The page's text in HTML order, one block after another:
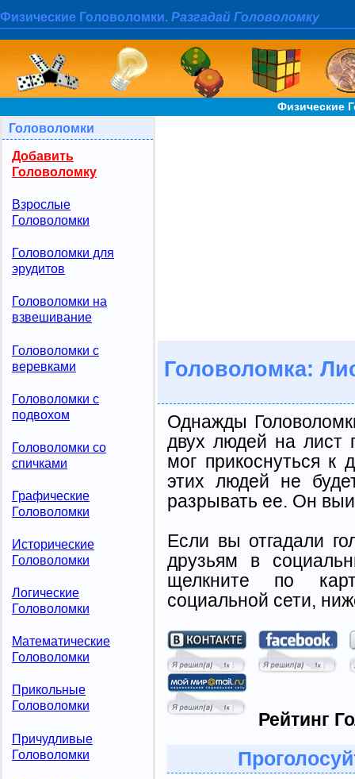
Физические Головоломки. Разгадай Головоломку
Физические
Головоломки
Добавить
Головоломку
Взрослые
Головоломки
Головоломки для
эрудитов
Головоломки на
взвешивание
Головоломки с
веревками
Головоломки с
подвохом
Головоломки со
спичками
Графические
Головоломки
Исторические
Головоломки
Логические
Головоломки
Математические
Головоломки
Прикольные
Головоломки
Причудливые
Головоломки
Головоломка:
Однажды
двух людей на лист
мог прикоснуться к
этих людей не
разрывать ее. Он
Если вы отгадали
друзьям в
щелкните по
социальной сети,
Рейтинг